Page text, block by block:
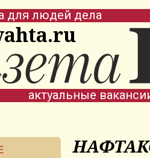
для людей дела
актуальные